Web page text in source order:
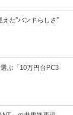
た”バンドらしさ”
ぶ「10万円台PC3